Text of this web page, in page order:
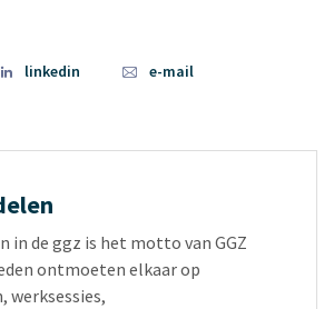
linkedin e-mail
in de ggz is het motto van GGZ
ontmoeten elkaar op
werksessies,